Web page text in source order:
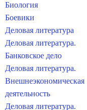
Биология
Боевики
Деловая литература
Деловая литература.
Банковское дело
Деловая литература.
Внешнеэкономическая
деятельность
Деловая литература.